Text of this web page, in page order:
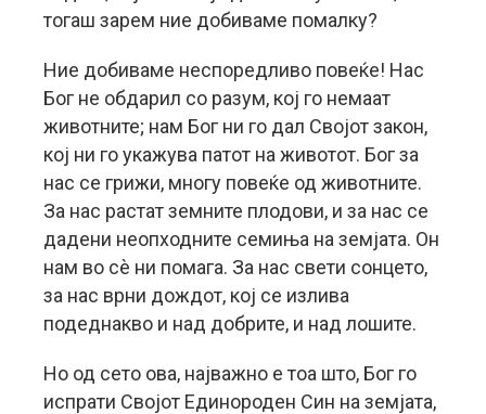
тогаш зарем ние добиваме помалку?
Ние добиваме неспоредливо повеќе! Нас
Бог не обдарил со разум, кој го немаат
животните; нам Бог ни го дал Својот закон,
кој ни го укажува патот на животот. Бог за
нас се грижи, многу повеќе од животните.
За нас растат земните плодови, и за нас се
дадени неопходните семиња на земјата. Он
нам во сè ни помага. За нас свети сонцето,
за нас врни дождот, кој се излива
подеднакво и над добрите, и над лошите.
Но од сето ова, најважно е тоа што, Бог го
испрати Својот Единороден Син на земјата,